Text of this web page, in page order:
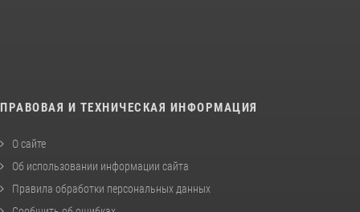
ПРАВОВАЯ И ТЕХНИЧЕСКАЯ ИНФОРМАЦИЯ
О сайте
Об использовании информации сайта
Правила обработки персональных данных